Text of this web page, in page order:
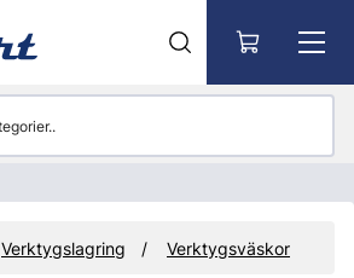
Verktygslagring Verktygsväskor